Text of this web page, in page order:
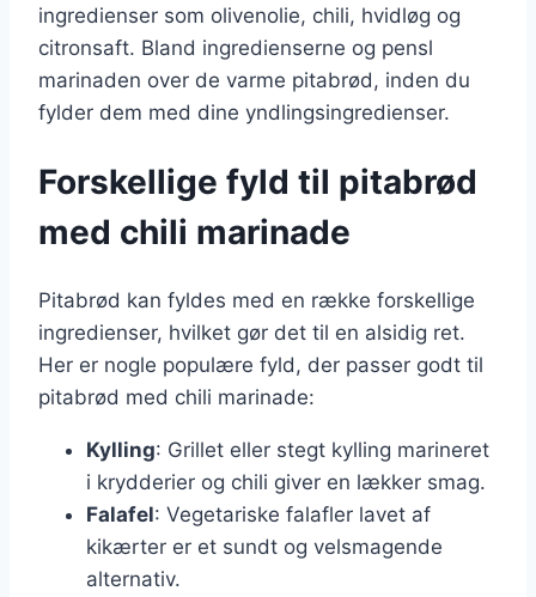
ingredienser som olivenolie, chili, hvidløg og
citronsaft. Bland ingredienserne og pensl
marinaden over de varme pitabrød, inden du
fylder dem med dine yndlingsingredienser.
Forskellige fyld til pitabrød
med chili marinade
Pitabrød kan fyldes med en række forskellige
ingredienser, hvilket gør det til en alsidig ret.
Her er nogle populære fyld, der passer godt til
pitabrød med chili marinade:
Kylling: Grillet eller stegt kylling marineret
i krydderier og chili giver en lækker smag.
Falafel: Vegetariske falafler lavet af
kikærter er et sundt og velsmagende
alternativ.